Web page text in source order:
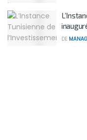
DE